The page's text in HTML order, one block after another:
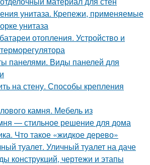
унитаза. Крепежи, применяемые
унитаза
отопления. Устройство и
панелями. Виды панелей для
на стену. Способы крепления
камня. Мебель из
— стильное решение для дома
Что такое «жидкое дерево»
туалет. Уличный туалет на даче
конструкций, чертежи и этапы